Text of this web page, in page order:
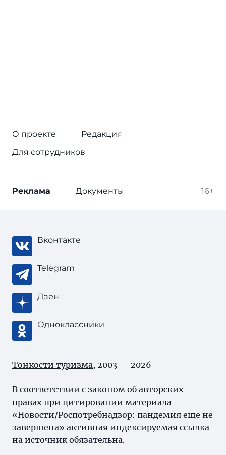
О проекте
Редакция
Для сотрудников
16+
Реклама Документы
Вконтакте
Telegram
Дзен
Одноклассники
Тонкости туризма, 2003 — 2026
В соответствии с законом об авторских
правах при цитировании материала
«Новости/Роспотребнадзор: пандемия еще не
завершена» активная индексируемая ссылка
на источник обязательна.